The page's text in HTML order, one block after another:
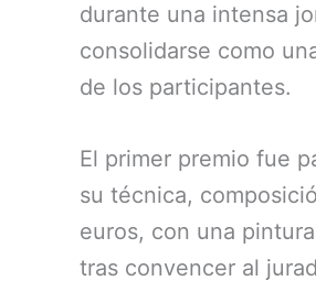
durante una intensa
consolidarse como
de los participantes.
El primer premio fue
su técnica,
euros, con una
tras convencer al